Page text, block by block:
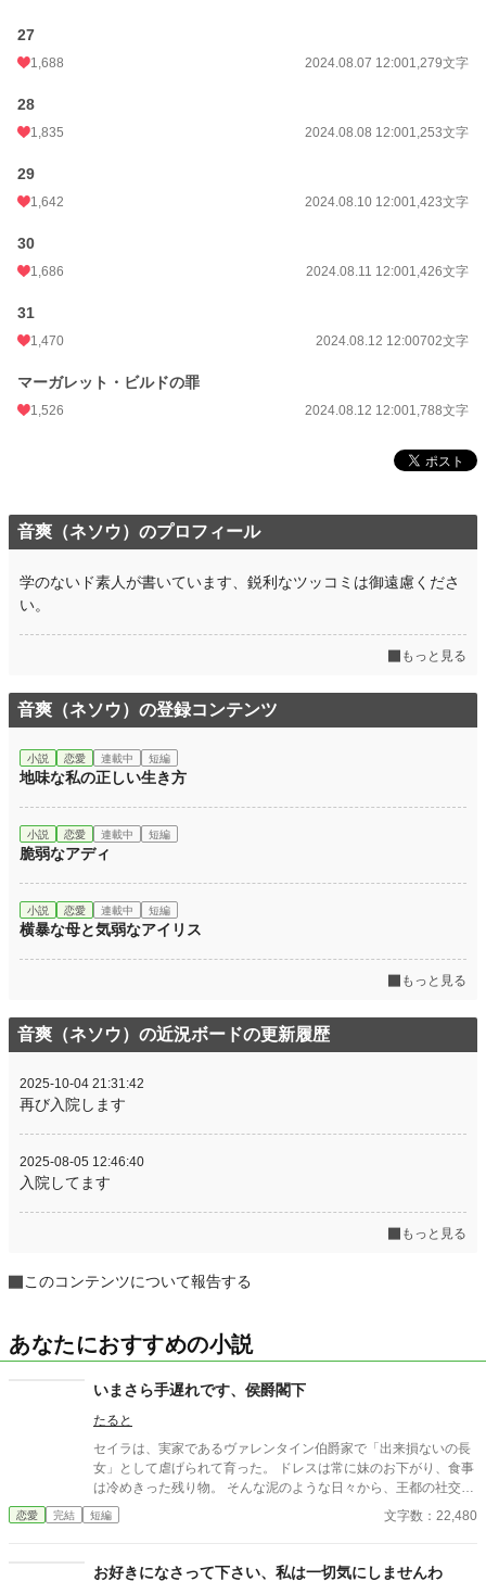
27
1,688 2024.08.07 12:001,279文字
28
1,835 2024.08.08 12:001,253文字
29
1,642 2024.08.10 12:001,423文字
30
1,686 2024.08.11 12:001,426文字
31
1,470 2024.08.12 12:00702文字
マーガレット・ビルドの罪
1,526 2024.08.12 12:001,788文字
音爽（ネソウ）のプロフィール
学のないド素人が書いています、鋭利なツッコミは御遠慮くださ
い。
もっと見る
音爽（ネソウ）の登録コンテンツ
小説 恋愛 連載中 短編
地味な私の正しい生き方
小説 恋愛 連載中 短編
脆弱なアディ
小説 恋愛 連載中 短編
横暴な母と気弱なアイリス
もっと見る
音爽（ネソウ）の近況ボードの更新履歴
2025-10-04 21:31:42
再び入院します
2025-08-05 12:46:40
入院してます
もっと見る
このコンテンツについて報告する
あなたにおすすめの小説
いまさら手遅れです、侯爵閣下
たると
セイラは、実家であるヴァレンタイン伯爵家で「出来損ないの長
女」として虐げられて育った。 ドレスは常に妹のお下がり、食事
は冷めきった残り物。 そんな泥のような日々から、王都の社交界
を浮名で賑わす当代の寵児、ダミアンに望まれて嫁いだとき、彼
女は一筋の光を見た気がしたのだった。 人並みに愛し、愛される
ミアンが求めていたのは、トロフィーとしての美しい妻でも、情
熱を傾ける恋人でもない。 「ハサウェイ侯爵家の格式を汚さず、
恋愛 完結 短編 文字数：22,480
お好きになさって下さい、私は一切気にしませんわ